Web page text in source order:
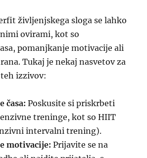
življenjskega sloga se lahko
ovirami, kot so
pomanjkanje motivacije ali
Tukaj je nekaj nasvetov za
izzivov:
časa: Poskusite si priskrbeti
treninge, kot so HIIT
intervalni trening).
motivacije: Prijavite se na